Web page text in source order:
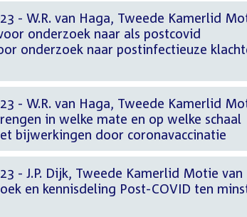
- W.R. van Haga, Tweede Kamerlid
onderzoek naar als postcovid
onderzoek naar postinfectieuze
- W.R. van Haga, Tweede Kamerlid
in welke mate en op welke schaal
bijwerkingen door coronavaccinatie
- J.P. Dijk, Tweede Kamerlid Motie van
en kennisdeling Post-COVID ten